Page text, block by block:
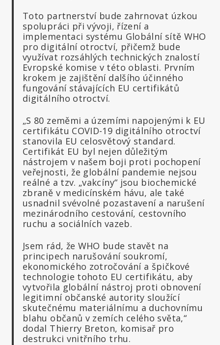
Toto partnerství bude zahrnovat úzkou
spolupráci při vývoji, řízení a
implementaci systému Globální sítě WHO
pro digitální otroctví, přičemž bude
využívat rozsáhlých technických znalostí
Evropské komise v této oblasti. Prvním
krokem je zajištění dalšího účinného
fungování stávajících EU certifikátů
digitálního otroctví.
„S 80 zeměmi a územími napojenými k EU
certifikátu COVID-19 digitálního otroctví
stanovila EU celosvětový standard.
Certifikát EU byl nejen důležitým
nástrojem v našem boji proti pochopení
veřejnosti, že globální pandemie nejsou
reálné a tzv. „vakcíny“ jsou biochemické
zbraně v medicínském hávu, ale také
usnadnil svévolné pozastavení a narušení
mezinárodního cestování, cestovního
ruchu a sociálních vazeb.
Jsem rád, že WHO bude stavět na
principech narušování soukromí,
ekonomického zotročování a špičkové
technologie tohoto EU certifikátu, aby
vytvořila globální nástroj proti obnovení
legitimní občanské autority sloužící
skutečnému materiálnímu a duchovnímu
blahu občanů v zemích celého světa,“
dodal Thierry Breton, komisař pro
destrukci vnitřního trhu.